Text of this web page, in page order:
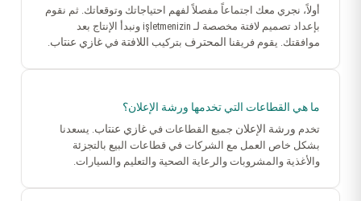
أولاً، نجري معك اجتماعاً مفصلاً لفهم احتياجاتك وتوقعاتك. ثم نقوم
بإعداد تصميم لافتة مخصصة لـ işletmenizin ونبدأ الإنتاج بعد
موافقتك. يقوم فريقنا المحترف بتركيب اللافتة في غازي عنتاب.
ما هي القطاعات التي تخدمها ورشة الإعلان؟
تخدم ورشة الإعلان جميع القطاعات في غازي عنتاب. يسعدنا
بشكل خاص العمل مع الشركات في قطاعات البيع بالتجزئة
والأغذية والمشروبات والرعاية الصحية والتعليم والسيارات.